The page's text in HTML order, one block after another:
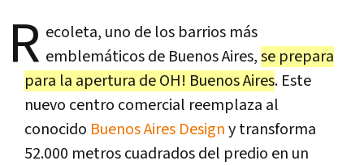
R ecoleta, uno de los barrios más
emblemáticos de Buenos Aires,se prepara
para la apertura de OH! Buenos Aires. Este
nuevo centro comercial reemplaza al
conocido Buenos Aires Designy transforma
52.000 metros cuadrados del predio en un